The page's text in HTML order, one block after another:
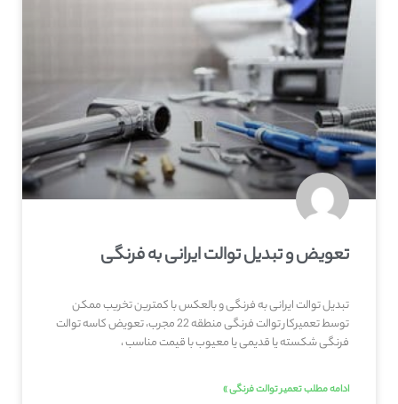
تعویض و تبدیل توالت ایرانی به فرنگی
تبدیل توالت ایرانی به فرنگی و بالعکس با کمترین تخریب ممکن
توسط تعمیرکار توالت فرنگی منطقه 22 مجرب، تعویض کاسه توالت
فرنگی شکسته یا قدیمی یا معیوب با قیمت مناسب ،
ادامه مطلب تعمیر توالت فرنگی »